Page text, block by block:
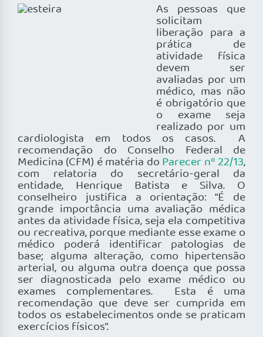
As pessoas que
solicitam
liberação para a
prática de
atividade física
devem ser
avaliadas por um
médico, mas não
é obrigatório que
o exame seja
realizado por um
cardiologista em todos os casos. A
recomendação do Conselho Federal de
Medicina (CFM) é matéria do Parecer nº 22/13,
com relatoria do secretário-geral da
entidade, Henrique Batista e Silva. O
conselheiro justifica a orientação: “É de
grande importância uma avaliação médica
antes da atividade física, seja ela competitiva
ou recreativa, porque mediante esse exame o
médico poderá identificar patologias de
base; alguma alteração, como hipertensão
arterial, ou alguma outra doença que possa
ser diagnosticada pelo exame médico ou
exames complementares. Esta é uma
recomendação que deve ser cumprida em
todos os estabelecimentos onde se praticam
exercícios físicos”.